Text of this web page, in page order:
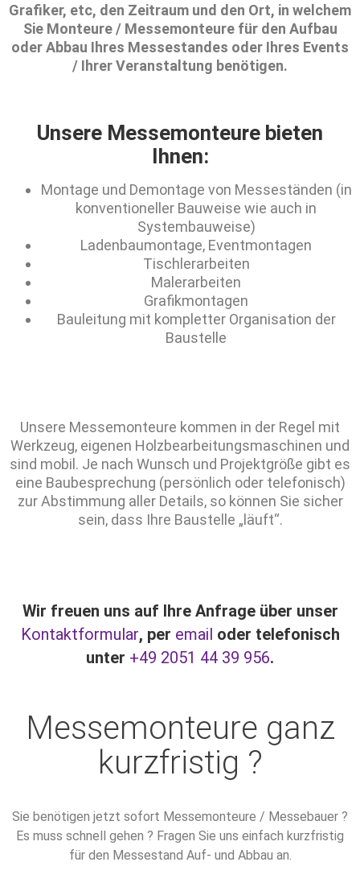
Grafiker, etc, den Zeitraum und den Ort, in welchem
Sie Monteure / Messemonteure für den Aufbau
oder Abbau Ihres Messestandes oder Ihres Events
/ Ihrer Veranstaltung benötigen.
Unsere Messemonteure bieten
Ihnen:
Montage und Demontage von Messeständen (in
konventioneller Bauweise wie auch in
Systembauweise)
Ladenbaumontage, Eventmontagen
Tischlerarbeiten
Malerarbeiten
Grafikmontagen
Bauleitung mit kompletter Organisation der
Baustelle
Unsere Messemonteure kommen in der Regel mit
Werkzeug, eigenen Holzbearbeitungsmaschinen und
sind mobil. Je nach Wunsch und Projektgröße gibt es
eine Baubesprechung (persönlich oder telefonisch)
zur Abstimmung aller Details, so können Sie sicher
sein, dass Ihre Baustelle „läuft“.
Wir freuen uns auf Ihre Anfrage über unser
Kontaktformular, per email oder telefonisch
unter +49 2051 44 39 956.
Messemonteure ganz
kurzfristig ?
Sie benötigen jetzt sofort Messemonteure / Messebauer ?
Es muss schnell gehen ? Fragen Sie uns einfach kurzfristig
für den Messestand Auf- und Abbau an.